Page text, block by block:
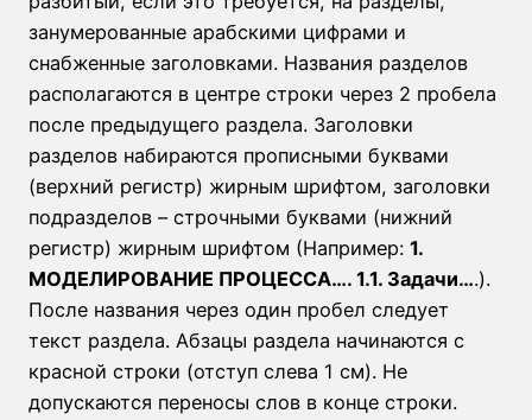
занумерованные арабскими цифрами и
снабженные заголовками. Названия разделов
располагаются в центре строки через 2 пробела
после предыдущего раздела. Заголовки
разделов набираются прописными буквами
(верхний регистр) жирным шрифтом, заголовки
подразделов – строчными буквами (нижний
регистр) жирным шрифтом (Например: 1.
МОДЕЛИРОВАНИЕ ПРОЦЕССА…. 1.1. Задачи….).
После названия через один пробел следует
текст раздела. Абзацы раздела начинаются с
красной строки (отступ слева 1 см). Не
допускаются переносы слов в конце строки.